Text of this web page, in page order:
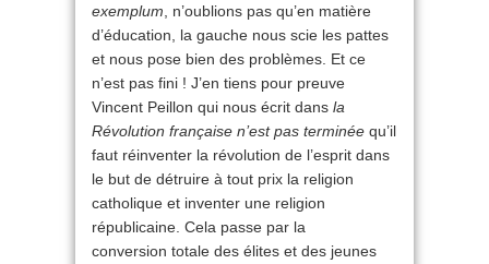
exemplum , n’oublions pas qu’en matière
d’éducation, la gauche nous scie les pattes
et nous pose bien des problèmes. Et ce
n’est pas fini ! J’en tiens pour preuve
Vincent Peillon qui nous écrit dans la
Révolution française n’est pas terminée qu’il
faut réinventer la révolution de l’esprit dans
le but de détruire à tout prix la religion
catholique et inventer une religion
républicaine. Cela passe par la
conversion totale des élites et des jeunes